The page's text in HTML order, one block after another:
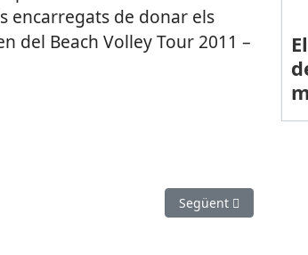
encarregats de donar els
del Beach Volley Tour 2011 –
Article següent: La
Següent